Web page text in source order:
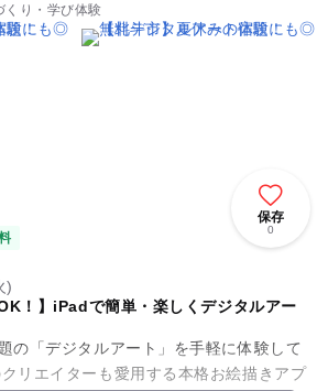
くり・学び体験
保存
0
)
！】iPadで簡単・楽しくデジタルアー
の「デジタルアート」を手軽に体験して
リエイターも愛用する本格お絵描きアプ